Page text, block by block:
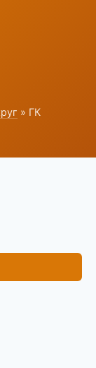
» ГК